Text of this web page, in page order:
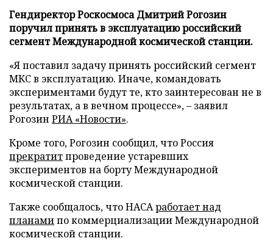
Гендиректор Роскосмоса Дмитрий Рогозин
поручил принять в эксплуатацию российский
сегмент Международной космической станции.
«Я поставил задачу принять российский сегмент
МКС в эксплуатацию. Иначе, командовать
экспериментами будут те, кто заинтересован не в
результатах, а в вечном процессе», – заявил
Рогозин РИА «Новости».
Кроме того, Рогозин сообщил, что Россия
прекратитпроведение устаревших
экспериментов на борту Международной
космической станции.
Также сообщалось, что НАСАработает над
планамипо коммерциализации Международной
космической станции.